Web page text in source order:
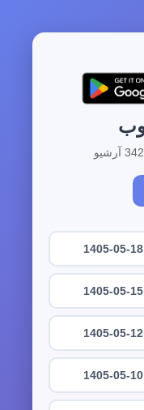
1405-05-18
1405-05-15
1405-05-12
1405-05-10